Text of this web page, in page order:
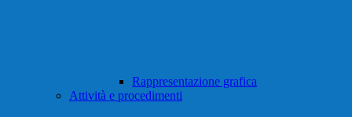
Rappresentazione grafica
Attività e procedimenti